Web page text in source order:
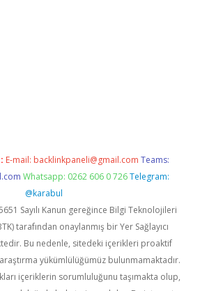
E-mail: backlinkpaneli@gmail.com Teams:
Whatsapp: 0262 606 0 726 Telegram:
@karabul
Sayılı Kanun gereğince Bilgi Teknolojileri
tarafından onaylanmış bir Yer Sağlayıcı
Bu nedenle, sitedeki içerikleri proaktif
yükümlülüğümüz bulunmamaktadır.
içeriklerin sorumluluğunu taşımakta olup,